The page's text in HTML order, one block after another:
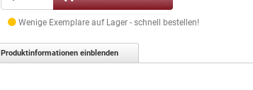
Wenige Exemplare auf Lager - schnell bestellen!
Produktinformationen einblenden